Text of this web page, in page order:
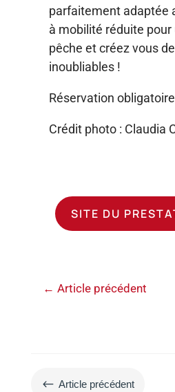
parfaitement adaptée
à mobilité réduite pour
pêche et créez vous
inoubliables !
Réservation
Crédit photo : Claudia
SITE DU
←Article précédent
# Article précédent